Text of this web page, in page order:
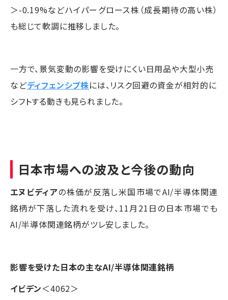
＞-0.19%などハイパーグロース株（成長期待の高い株）
も総じて軟調に推移しました。
一方で、景気変動の影響を受けにくい日用品や大型小売
などディフェンシブ株には、リスク回避の資金が相対的に
シフトする動きも見られました。
日本市場への波及と今後の動向
エヌビディアの株価が反落し米国市場でAI/半導体関連
銘柄が下落した流れを受け、11月21日の日本市場でも
AI/半導体関連銘柄がツレ安しました。
影響を受けた日本の主なAI/半導体関連銘柄
イビデン＜4062＞